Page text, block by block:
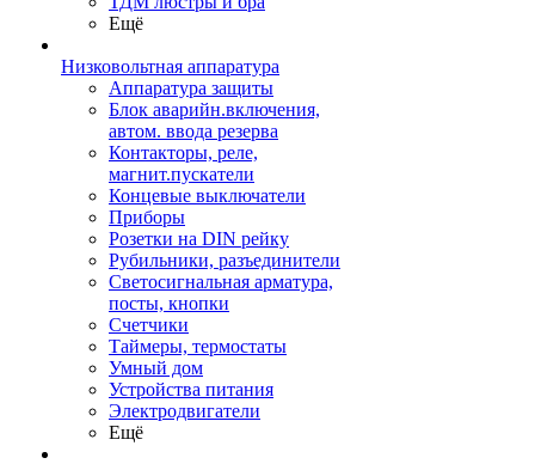
Ещё
Низковольтная аппаратура
Аппаратура защиты
Блок аварийн.включения,
автом. ввода резерва
Контакторы, реле,
магнит.пускатели
Концевые выключатели
Приборы
Розетки на DIN рейку
Рубильники, разъединители
Светосигнальная арматура,
посты, кнопки
Счетчики
Таймеры, термостаты
Умный дом
Устройства питания
Электродвигатели
Ещё